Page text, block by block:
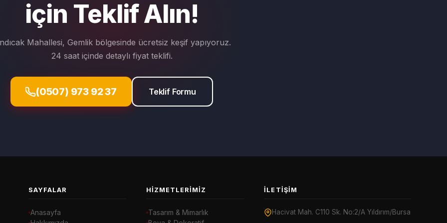
için Teklif Alın!
Mahallesi, Gemlik bölgesinde ücretsiz keşif yapıyoruz.
24 saat içinde detaylı fiyat teklifi.
(0507) 973 92 37 Teklif Formu
SAYFALAR
Anasayfa
HIZMETLERIMIZ
Tasarım & Mimarlık
İLETIŞIM
Hacivat Mah. C110 Sk. No:2/A Yıldırım/Bursa